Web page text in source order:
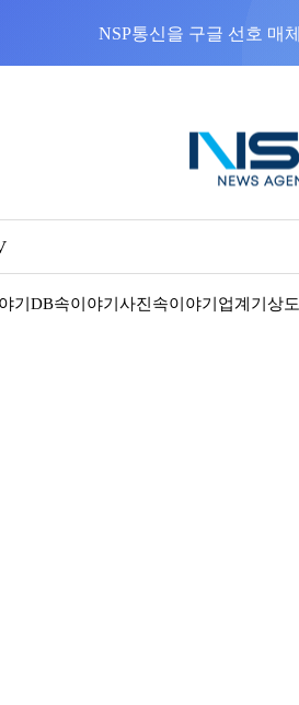
바로가기
기 DB속이야기 사진속이야기 업계기상도